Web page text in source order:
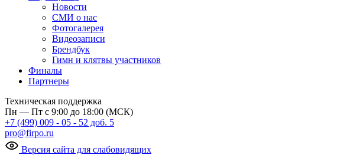
Новости
СМИ о нас
Фотогалерея
Видеозаписи
Брендбук
Гимн и клятвы участников
Финалы
Партнеры
Техническая поддержка
Пн — Пт с 9:00 до 18:00 (МСК)
+7 (499) 009 - 05 - 52 доб. 5
pro@firpo.ru
Версия сайта для слабовидящих